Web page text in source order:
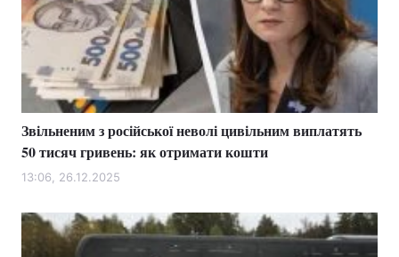
Звільненим з російської неволі цивільним виплатять
50 тисяч гривень: як отримати кошти
13:06, 26.12.2025